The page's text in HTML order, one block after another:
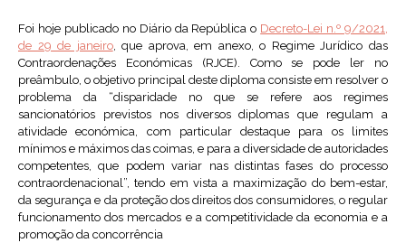
Foi hoje publicado no Diário da República o Decreto-Lei n.º 9/2021,
de 29 de janeiro, que aprova, em anexo, o Regime Jurídico das
Contraordenações Económicas (RJCE). Como se pode ler no
preâmbulo, o objetivo principal deste diploma consiste em resolver o
problema da “disparidade no que se refere aos regimes
sancionatórios previstos nos diversos diplomas que regulam a
atividade económica, com particular destaque para os limites
mínimos e máximos das coimas, e para a diversidade de autoridades
competentes, que podem variar nas distintas fases do processo
contraordenacional”, tendo em vista a maximização do bem-estar,
da segurança e da proteção dos direitos dos consumidores, o regular
funcionamento dos mercados e a competitividade da economia e a
promoção da concorrência